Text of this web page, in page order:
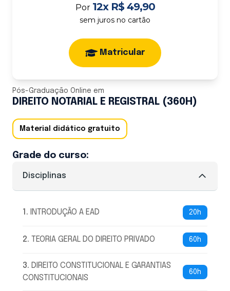
Pós-Graduação Online em
DIREITO NOTARIAL E REGISTRAL (360H)
Material didático gratuito
Grade do curso:
Disciplinas
1 . INTRODUÇÃO A EAD 20h
2. TEORIA GERAL DO DIREITO PRIVADO 60h
3. DIREITO CONSTITUCIONAL E GARANTIAS
CONSTITUCIONAIS
60h
Por 12x R$ 49,90
sem juros no cartão
Matricular